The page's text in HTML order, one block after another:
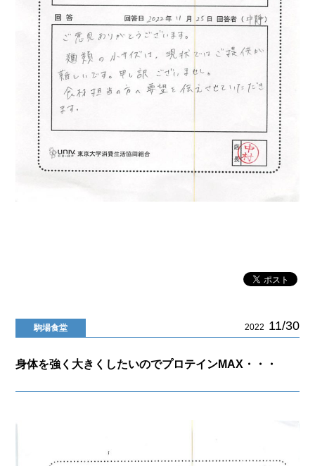
駒場食堂 2022 11/30
身体を強く大きくしたいのでプロテインMAX・・・